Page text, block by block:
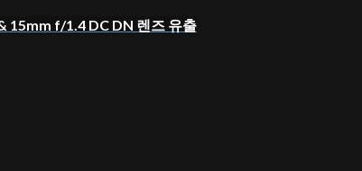
15mm f/1.4 DC DN 렌즈 유출